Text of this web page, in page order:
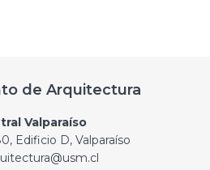
de Arquitectura
Valparaíso
Edificio D, Valparaíso